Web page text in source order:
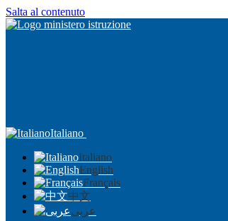
Salta al contenuto
Italiano
Italiano
English
Français
中文
عربى